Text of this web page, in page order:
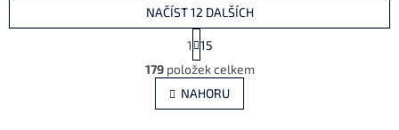
O
v
l
á
NAČÍST 12 DALŠÍCH
t
r
á
n
k
1
15
179položek celkem
NAHORU